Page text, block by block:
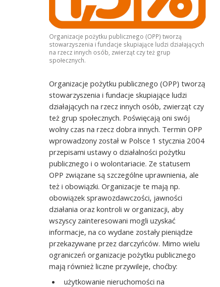
Drużyna z Katolickiego Liceum
Ogólnokształcącego w Szczecinie
Organizacje pożytku publicznego (OPP) tworzą
stowarzyszenia i fundacje skupiające ludzi działających
na rzecz innych osób, zwierząt czy też grup
społecznych.
Organizacje pożytku publicznego (OPP) tworzą
stowarzyszenia i fundacje skupiające ludzi
działających na rzecz innych osób, zwierząt czy
też grup społecznych. Poświęcają oni swój
wolny czas na rzecz dobra innych. Termin OPP
wprowadzony został w Polsce 1 stycznia 2004
przepisami ustawy o działalności pożytku
publicznego i o wolontariacie. Ze statusem
OPP związane są szczególne uprawnienia, ale
też i obowiązki. Organizacje te mają np.
obowiązek sprawozdawczości, jawności
działania oraz kontroli w organizacji, aby
wszyscy zainteresowani mogli uzyskać
informacje, na co wydane zostały pieniądze
przekazywane przez darczyńców. Mimo wielu
ograniczeń organizacje pożytku publicznego
mają również liczne przywileje, choćby:
użytkowanie nieruchomości na